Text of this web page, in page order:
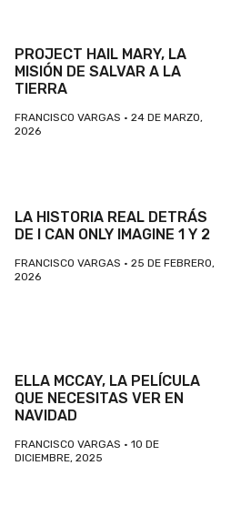
PROJECT HAIL MARY, LA
MISIÓN DE SALVAR A LA
TIERRA
FRANCISCO VARGAS
24 DE MARZO,
2026
LA HISTORIA REAL DETRÁS
DE I CAN ONLY IMAGINE 1 Y 2
FRANCISCO VARGAS
25 DE FEBRERO,
2026
ELLA MCCAY, LA PELÍCULA
QUE NECESITAS VER EN
NAVIDAD
FRANCISCO VARGAS
10 DE
DICIEMBRE, 2025